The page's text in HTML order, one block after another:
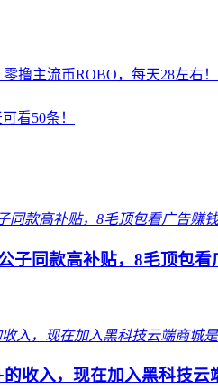
撸主流币ROBO，每天28左右！
看50条！
子同款高补贴，8毛顶包看
收入，现在加入黑科技云